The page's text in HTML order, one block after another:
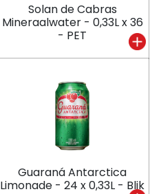
Solan de Cabras
Mineraalwater - 0,33L x 36
- PET
Guaraná Antarctica
Limonade - 24 x 0,33L - Blik